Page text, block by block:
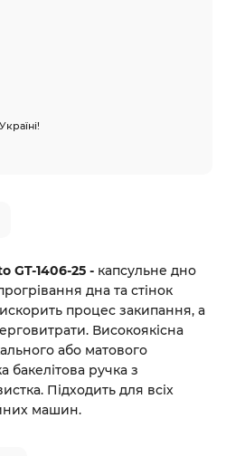
GT-1406-25 - капсульне дно
дна та стінок
процес закипання, а
Високоякісна
або матового
бакелітова ручка з
Підходить для всіх
машин.